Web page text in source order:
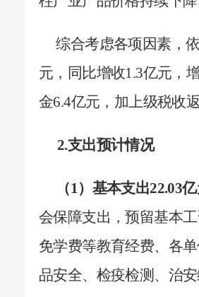
综合考虑各项因素，
元，同比增收1.3亿元，
金6.4亿元，加上级税收
2.支出预计情况
（1）基本支出22.03
会保障支出，预留基本
免学费等教育经费、各
品安全、检疫检测、治